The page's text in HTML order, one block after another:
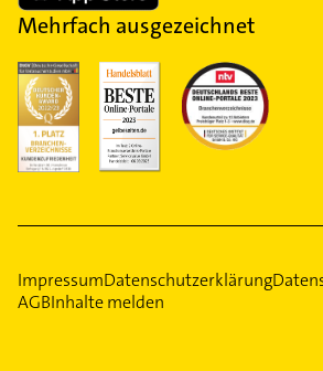
Mehrfach ausgezeichnet
ImpressumDatenschutzerklärung
AGBInhalte melden